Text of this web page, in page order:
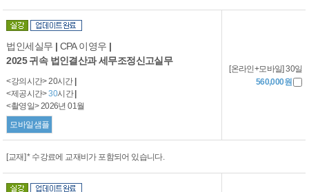
법인세실무 | CPA 이영우 |
2025 귀속 법인결산과 세무조정신고실무
<강의시간> 20시간
<제공시간>30시간
<촬영일> 2026년 01월
모바일샘플
[온라인+모바일] 30일
560,000원
[교재] * 수강료에 교재비가 포함되어 있습니다.